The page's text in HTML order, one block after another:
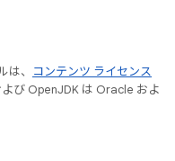
、
コンテンツ ライセンス
び OpenJDK は Oracle およ